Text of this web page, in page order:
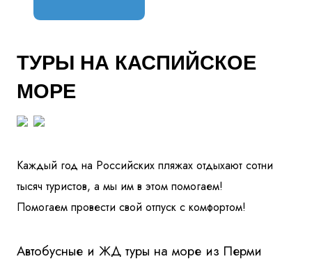
ТУРЫ НА КАСПИЙСКОЕ
МОРЕ
Каждый год на Российских пляжах отдыхают сотни
тысяч туристов, а мы им в этом помогаем!
Помогаем провести свой отпуск с комфортом!
Автобусные и ЖД туры на море из Перми